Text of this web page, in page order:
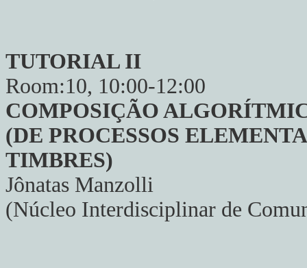
TUTORIAL II
Room:10, 10:00-12:00
COMPOSIÇÃO
(DE PROCESSOS
TIMBRES)
Jônatas Manzolli
(Núcleo Interdisciplinar de